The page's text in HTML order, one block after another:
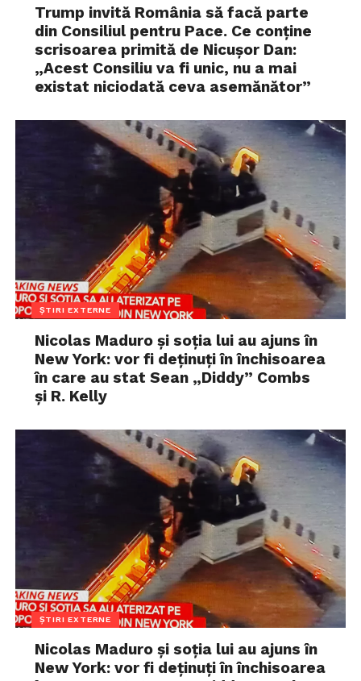
Trump invită România să facă parte
din Consiliul pentru Pace. Ce conține
scrisoarea primită de Nicușor Dan:
„Acest Consiliu va fi unic, nu a mai
existat niciodată ceva asemănător”
ȘTIRI EXTERNE
Nicolas Maduro și soția lui au ajuns în
New York: vor fi deținuți în închisoarea
în care au stat Sean „Diddy” Combs
și R. Kelly
ȘTIRI EXTERNE
Nicolas Maduro și soția lui au ajuns în
New York: vor fi deținuți în închisoarea